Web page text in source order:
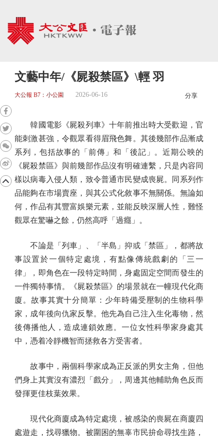
文藝中年/《屍殺禁區》\輕 羽
大公報 B7：小公園 2026-06-16 分享
韓國電影《屍殺列車》十年前推出時大受歡迎，官
能刺激甚強，令觀眾看得眉飛色舞。其後幾部作品漸成
系列，包括故事的「前傳」和「後記」。近期公映的
《屍殺禁區》與前幾部作品沒有明確連繫，只是內容同
樣以病毒入侵人類，致令普通市民變成喪屍。同系列作
品能夠在市場賣座，與其公式化敘事不無關係。無論如
何，作品有其豐富娛樂元素，並能反映深層人性，難怪
觀眾在驚嚇之餘，仍然高呼「過癮」。
不論是「列車」、「半島」抑或「禁區」，都將故
事設置於一個特定處境，有點像傳統戲劇的「三一
律」，即角色在一段特定時間，身處固定空間而發生的
一件獨特事情。《屍殺禁區》的場景就在一幢現代化商
廈。故事其實十分簡單：少年時備受壓制的生物科學
家，成年後向仇家反擊。他先為自己注入生化毒物，然
後傳播他人，造成連鎖效應。一位女性科學家身處其
中，憑着冷靜機智而拯救各方受害者。
故事中，兩個科學家成為正反派的男女主角，但他
們身上其實沒有濃烈「戲分」，周邊其他輔助角色反而
發揮更佳枝葉效果。
現代化商廈成為特定處境，被感染的喪屍在商廈四
處遊走，找尋獵物。被圍困的無辜市民拚命尋找生路，